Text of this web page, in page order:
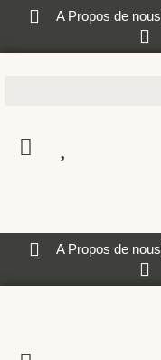
A Propos de nous
A Propos de nous